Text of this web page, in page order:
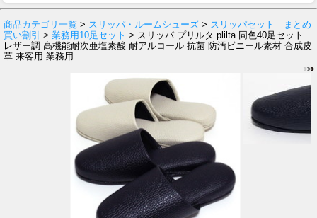
商品カテゴリ一覧 > スリッパ・ルームシューズ > スリッパセット まとめ
買い割引
> 業務用10足セット > スリッパ プリルタ plilta 同色40足セット
レザー調 高機能耐次亜塩素酸 耐アルコール 抗菌 防汚ビニール素材 合成皮
革 来客用 業務用